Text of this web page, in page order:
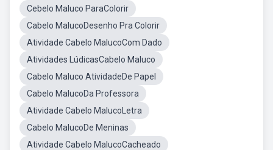
Cebelo Maluco ParaColorir
Cabelo MalucoDesenho Pra Colorir
Atividade Cabelo MalucoCom Dado
Atividades LúdicasCabelo Maluco
Cabelo Maluco AtividadeDe Papel
Cabelo MalucoDa Professora
Atividade Cabelo MalucoLetra
Cabelo MalucoDe Meninas
Atividade Cabelo MalucoCacheado